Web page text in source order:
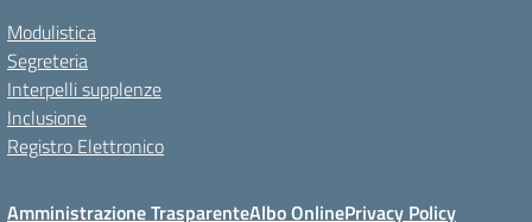
Modulistica
Segreteria
Interpelli supplenze
Inclusione
Registro Elettronico
Amministrazione TrasparenteAlbo OnlinePrivacy Policy